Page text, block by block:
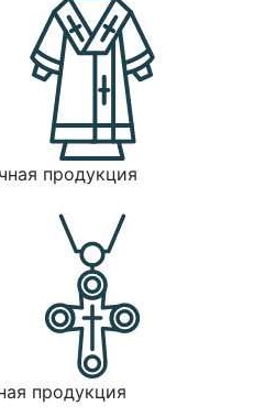
продукция
продукция